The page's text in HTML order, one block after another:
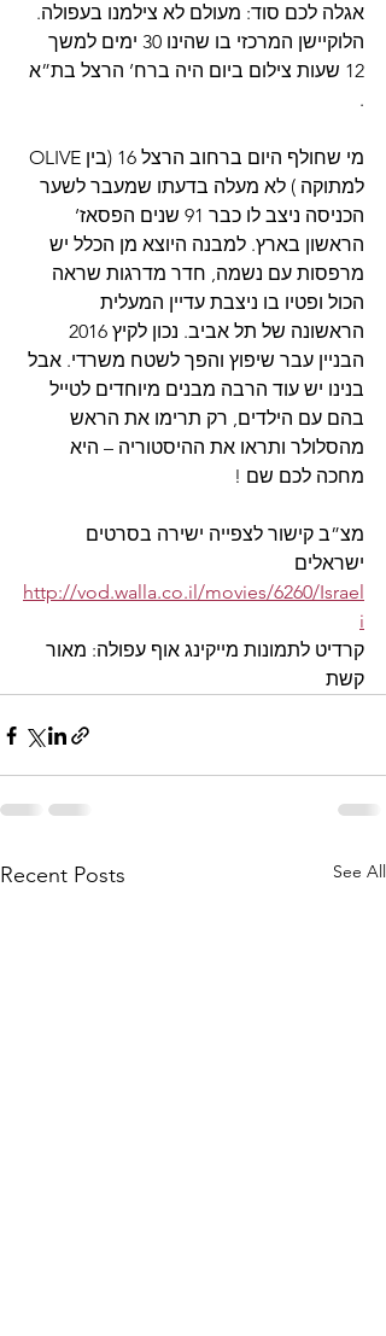
אגלה לכם סוד: מעולם לא צילמנו בעפולה.
הלוקיישן המרכזי בו שהינו 30 ימים למשך
12 שעות צילום ביום היה ברח’ הרצל בת”א
.
למתוקה ) לא מעלה בדעתו שמעבר לשער
הכניסה ניצב לו כבר 91 שנים הפסאז’
הראשון בארץ. למבנה היוצא מן הכלל יש
מרפסות עם נשמה, חדר מדרגות שראה
הכול ופטיו בו ניצבת עדיין המעלית
הבניין עבר שיפוץ והפך לשטח משרדי. אבל
בנינו יש עוד הרבה מבנים מיוחדים לטייל
בהם עם הילדים, רק תרימו את הראש
מהסלולר ותראו את ההיסטוריה – היא
מחכה לכם שם !
מצ”ב קישור לצפייה ישירה בסרטים
ישראלים
http://vod.walla.co.il/movies/6260/Israel
i
קרדיט לתמונות מייקינג אוף עפולה: מאור
קשת
Recent Posts See All